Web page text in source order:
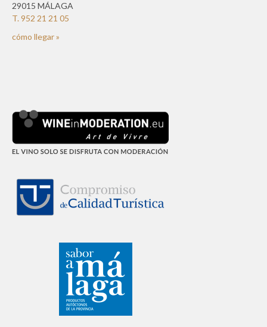
29015 MÁLAGA
T. 952 21 21 05
cómo llegar »